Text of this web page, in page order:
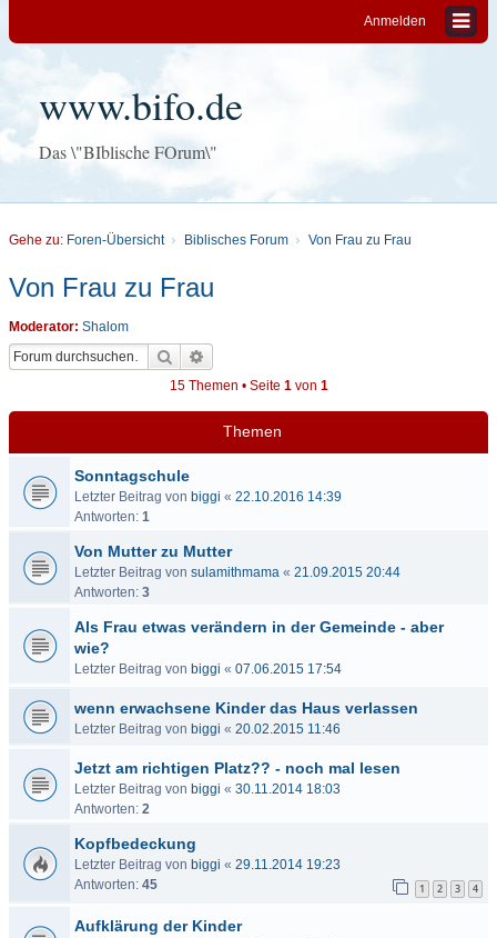
Anmelden
www.bifo.de
Das \"BIblische FOrum\"
Gehe zu: Foren-Übersicht Biblisches Forum Von Frau zu Frau
Von Frau zu Frau
Moderator: Shalom
Suche
15 Themen • Seite 1von 1
Themen
Sonntagschule
Letzter Beitrag von biggi « 22.10.2016 14:39
Antworten: 1
Von Mutter zu Mutter
Letzter Beitrag von sulamithmama « 21.09.2015 20:44
Antworten: 3
Als Frau etwas verändern in der Gemeinde - aber
wie?
Letzter Beitrag von biggi « 07.06.2015 17:54
wenn erwachsene Kinder das Haus verlassen
Letzter Beitrag von biggi « 20.02.2015 11:46
Jetzt am richtigen Platz?? - noch mal lesen
Letzter Beitrag von biggi « 30.11.2014 18:03
Antworten: 2
Kopfbedeckung
Letzter Beitrag von biggi « 29.11.2014 19:23
Antworten: 45 1 2 3 4
Aufklärung der Kinder